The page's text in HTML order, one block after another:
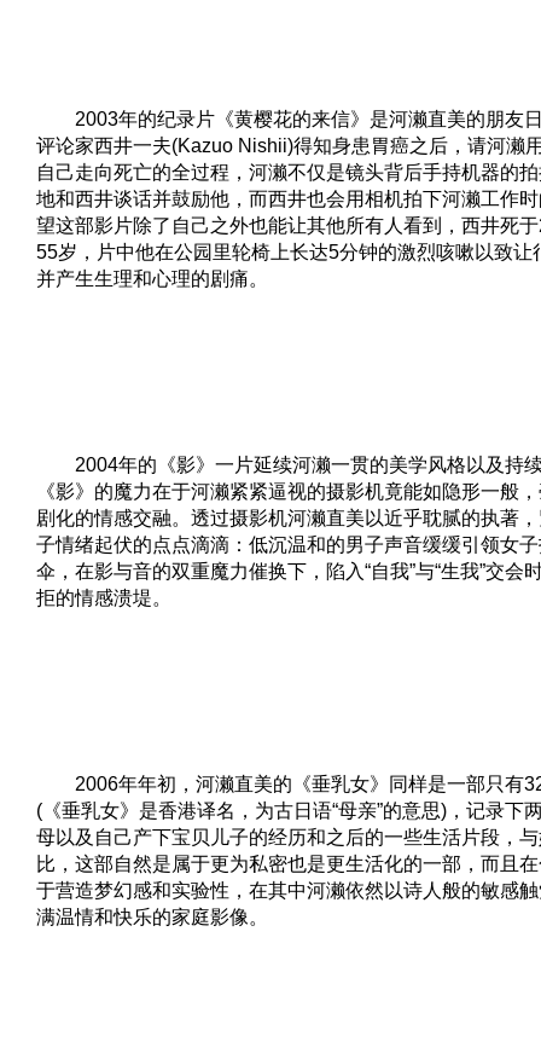
2003年的纪录片《黄樱花的来信》是河濑直美的朋友
评论家西井一夫(Kazuo Nishii)得知身患胃癌之后，请河濑
自己走向死亡的全过程，河濑不仅是镜头背后手持机器的
地和西井谈话并鼓励他，而西井也会用相机拍下河濑工作
望这部影片除了自己之外也能让其他所有人看到，西井死
55岁，片中他在公园里轮椅上长达5分钟的激烈咳嗽以致让
并产生生理和心理的剧痛。
2004年的《影》一片延续河濑一贯的美学风格以及持续
《影》的魔力在于河濑紧紧逼视的摄影机竟能如隐形一般
剧化的情感交融。透过摄影机河濑直美以近乎耽腻的执著
子情绪起伏的点点滴滴：低沉温和的男子声音缓缓引领女
伞，在影与音的双重魔力催换下，陷入“自我”与“生我”交会
拒的情感溃堤。
2006年年初，河濑直美的《垂乳女》同样是一部只有
(《垂乳女》是香港译名，为古日语“母亲”的意思)，记录下
母以及自己产下宝贝儿子的经历和之后的一些生活片段，
比，这部自然是属于更为私密也是更生活化的一部，而且
于营造梦幻感和实验性，在其中河濑依然以诗人般的敏感
满温情和快乐的家庭影像。